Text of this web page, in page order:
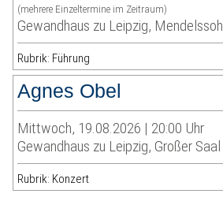
(mehrere Einzeltermine im Zeitraum)
Gewandhaus zu Leipzig,
Rubrik: Führung
Agnes Obel
Mittwoch, 19.08.2026 | 20:00 Uhr
Gewandhaus zu Leipzig, Großer Saal
Rubrik: Konzert